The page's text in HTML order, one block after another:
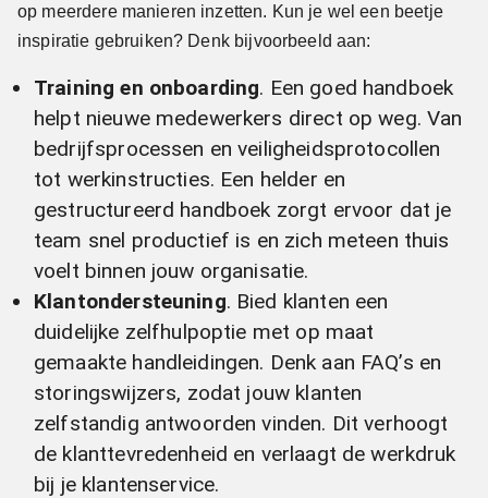
op meerdere manieren inzetten. Kun je wel een beetje
inspiratie gebruiken? Denk bijvoorbeeld aan:
Training en onboarding. Een goed handboek
helpt nieuwe medewerkers direct op weg. Van
bedrijfsprocessen en veiligheidsprotocollen
tot werkinstructies. Een helder en
gestructureerd handboek zorgt ervoor dat je
team snel productief is en zich meteen thuis
voelt binnen jouw organisatie.
Klantondersteuning. Bied klanten een
duidelijke zelfhulpoptie met op maat
gemaakte handleidingen. Denk aan FAQ’s en
storingswijzers, zodat jouw klanten
zelfstandig antwoorden vinden. Dit verhoogt
de klanttevredenheid en verlaagt de werkdruk
bij je klantenservice.